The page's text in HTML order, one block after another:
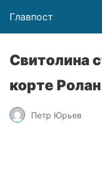
Главпост
Свитолина
корте
Петр Юрьев